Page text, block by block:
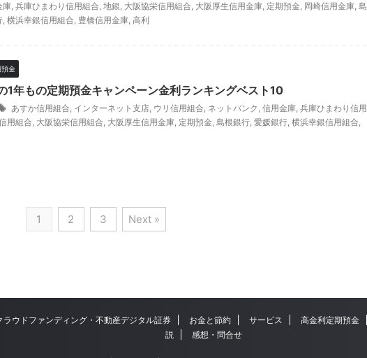
庫, 兵庫ひまわり信用組合, 地銀, 大阪協栄信用組合, 大阪厚生信用金庫, 定期預金, 岡崎信用金庫, 島
, 横浜幸銀信用組合, 豊橋信用金庫, 高利
金
1年もの定期預金キャンペーン金利ランキングベスト10
あすか信用組合, インターネット支店, ウリ信用組合, ネットバンク , 信用金庫, 兵庫ひまわり信用
用組合, 大阪協栄信用組合, 大阪厚生信用金庫, 定期預金, 島根銀行, 愛媛銀行, 横浜幸銀信用組合,
1 2 3 Next »
ラウドファンディング・不動産デジタル証券 お金と節約 サービス 高金利定期預金
説
感想・問合せ